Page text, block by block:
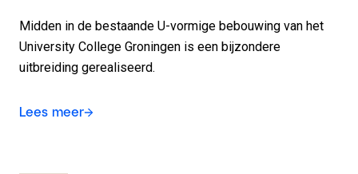
Midden in de bestaande U-vormige bebouwing van het
University College Groningen is een bijzondere
uitbreiding gerealiseerd.
Lees meer